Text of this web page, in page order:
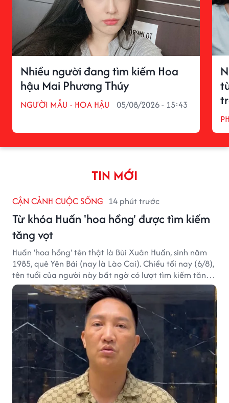
Nhiều người đang tìm kiếm Hoa
hậu Mai Phương Thúy
NGƯỜI MẪU - HOA HẬU 05/08/2026 - 15:43
TIN MỚI
CẬN CẢNH CUỘC SỐNG 14 phút trước
Từ khóa Huấn 'hoa hồng' được tìm kiếm
tăng vọt
Huấn 'hoa hồng' tên thật là Bùi Xuân Huấn, sinh năm
1985, quê Yên Bái (nay là Lào Cai). Chiều tối nay (6/8),
tên tuổi của người này bất ngờ có lượt tìm kiếm tăng
vọt.